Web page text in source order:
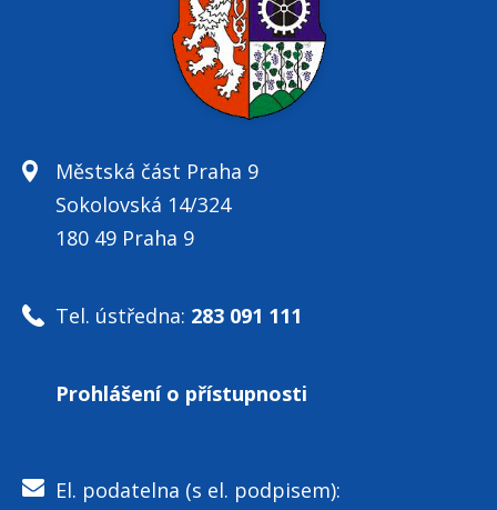
Městská část Praha 9
Sokolovská 14/324
180 49 Praha 9
Tel. ústředna: 283 091 111
Prohlášení o přístupnosti
El. podatelna (s el. podpisem):